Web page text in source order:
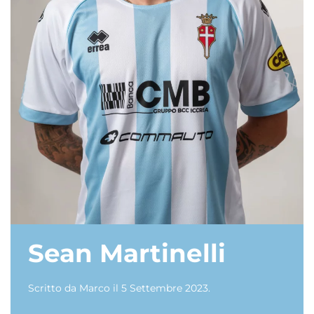
Sean Martinelli
Scritto da Marco il 5 Settembre 2023.